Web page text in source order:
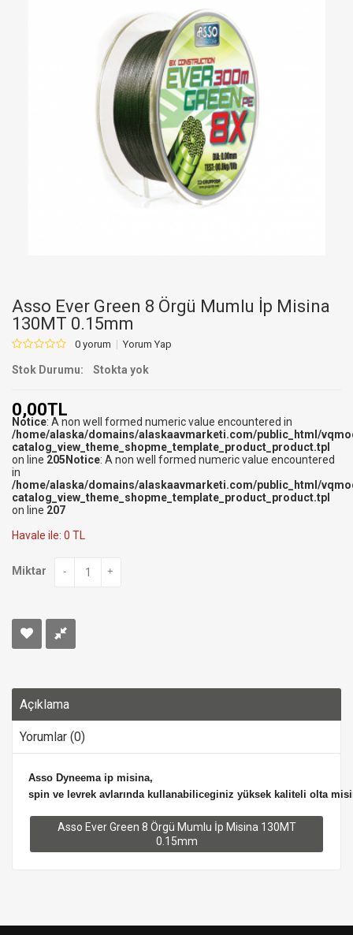
Asso Ever Green 8 Örgü Mumlu İp Misina
130MT 0.15mm
0 yorum Yorum Yap
Stok Durumu: Stokta yok
0,00TL
Notice: A non well formed numeric value encountered in
/home/alaska/domains/alaskaavmarketi.com/public_html/
catalog_view_theme_shopme_template_product_product.tpl
on line 205 Notice: A non well formed numeric value encountered
in
/home/alaska/domains/alaskaavmarketi.com/public_html/
catalog_view_theme_shopme_template_product_product.tpl
on line 207
Havale ile: 0 TL
Miktar - +
Açıklama
Yorumlar (0)
Asso Dyneema ip misina,
spin ve levrek avlarında kullanabiliceginiz yüksek kaliteli olta
Asso Ever Green 8 Örgü Mumlu İp Misina 130MT
0.15mm